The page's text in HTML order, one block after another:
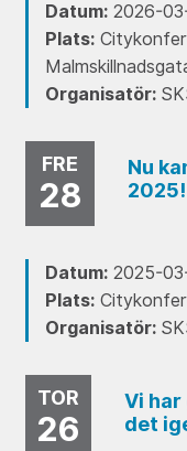
Datum:2026-
Plats:
Organisatör:
FRE
28
Nu
2025!
Datum:2025-
Plats:
Organisatör:
TOR
26
Vi
det